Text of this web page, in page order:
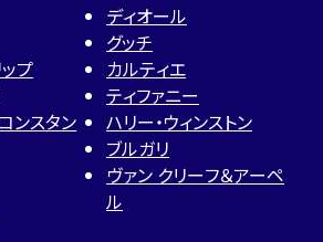
プ
ンスタン
ディオール
グッチ
カルティエ
ティファニー
ハリー・ウィンストン
ブルガリ
ヴァン クリーフ＆アーペ
ル